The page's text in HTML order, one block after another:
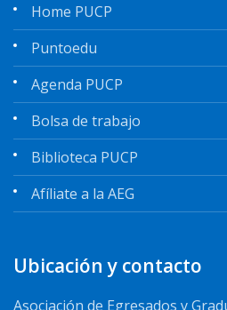
Home PUCP
Puntoedu
Agenda PUCP
Bolsa de trabajo
Biblioteca PUCP
Afíliate a la AEG
Ubicación y contacto
Asociación de Egresados y